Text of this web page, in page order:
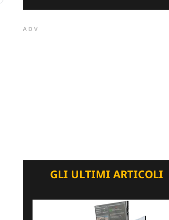
ADV
GLI ULTIMI ARTICOLI